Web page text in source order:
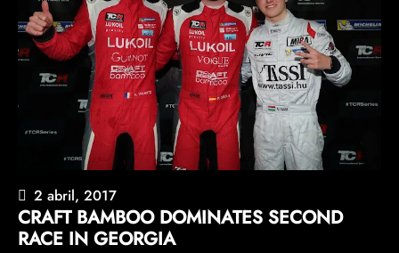
2 abril, 2017
CRAFT BAMBOO DOMINATES SECOND
RACE IN GEORGIA